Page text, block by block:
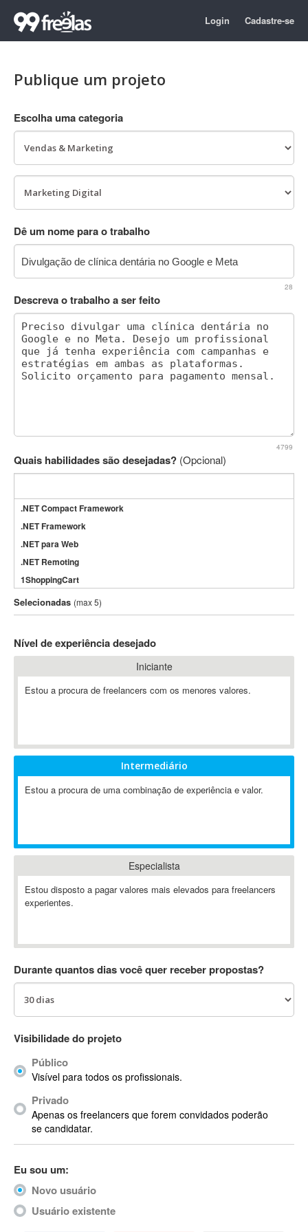
Login Cadastre-se
Publique um projeto
Escolha uma categoria
Dê um nome para o trabalho
28
Descreva o trabalho a ser feito
4799
Quais habilidades são desejadas? (Opcional)
.NET Compact Framework
.NET Framework
.NET para Web
.NET Remoting
1ShoppingCart
3DS Max
3GSM
802.11
A-GPS
ABAP
Abaqus
ABBYY FineReader
Ableton
Ableton Push
Abstract
AC3
ACID Pro
ACPI
Acrobat
Acrobat X
Acronis
ACT
Actimize
ActionScript
ActionScript 3
Selecionadas (max 5)
Nível de experiência desejado
Iniciante
Estou a procura de freelancers com os menores valores.
Intermediário
Estou a procura de uma combinação de experiência e valor.
Especialista
Estou disposto a pagar valores mais elevados para freelancers
experientes.
Durante quantos dias você quer receber propostas?
Visibilidade do projeto
Público
Visível para todos os profissionais.
Privado
Apenas os freelancers que forem convidados poderão
se candidatar.
Eu sou um:
Novo usuário
Usuário existente